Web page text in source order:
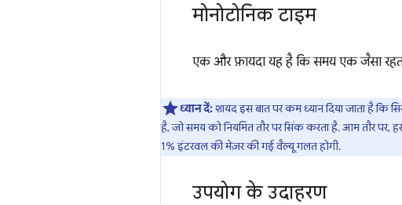
मोनोटोनिक टाइम
एक और फ़ायदा यह है कि समय एक जैसा
ध्यान दें:शायद इस बात पर कम ध्यान दिया जाता है
है, जो समय को नियमित तौर पर सिंक करता है. आम तौर
1% इंटरवल की मेज़र की गई वैल्यू गलत होगी.
उपयोग के उदाहरण